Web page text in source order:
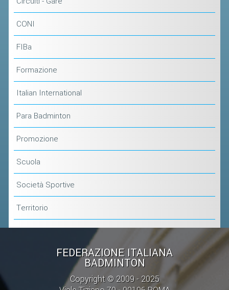
CONI
FIBa
Formazione
Italian International
Para Badminton
Promozione
Scuola
Società Sportive
Territorio
FEDERAZIONE ITALIANA
BADMINTON
Copyright © 2009 - 2025
AFFILIAZIONE E TESSERAMENTO
QUOTE E TASSE
LINE
ALBO D'ORO CAMPIONATI ITALIANI
CAMPIONATI A SQUADRE
EVENTI INTERNAZIONALI
CLASSIFICHE NAZIONALI